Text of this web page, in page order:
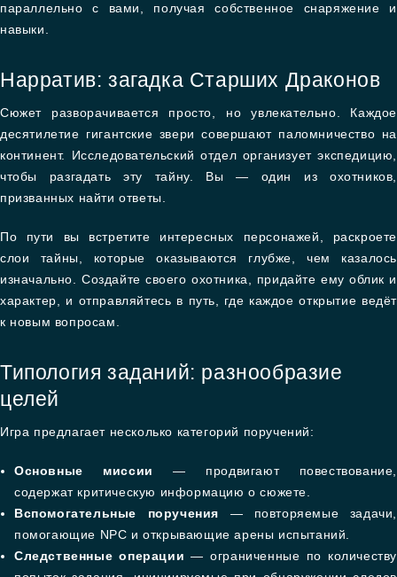
параллельно с вами, получая собственное снаряжение и
навыки.
Нарратив: загадка Старших Драконов
Сюжет разворачивается просто, но увлекательно. Каждое
десятилетие гигантские звери совершают паломничество на
континент. Исследовательский отдел организует экспедицию,
чтобы разгадать эту тайну. Вы — один из охотников,
призванных найти ответы.
По пути вы встретите интересных персонажей, раскроете
слои тайны, которые оказываются глубже, чем казалось
изначально. Создайте своего охотника, придайте ему облик и
характер, и отправляйтесь в путь, где каждое открытие ведёт
к новым вопросам.
Типология заданий: разнообразие
целей
Игра предлагает несколько категорий поручений:
Основные миссии
— продвигают повествование,
содержат критическую информацию о сюжете.
Вспомогательные поручения — повторяемые задачи,
помогающие NPC и открывающие арены испытаний.
Следственные операции — ограниченные по количеству